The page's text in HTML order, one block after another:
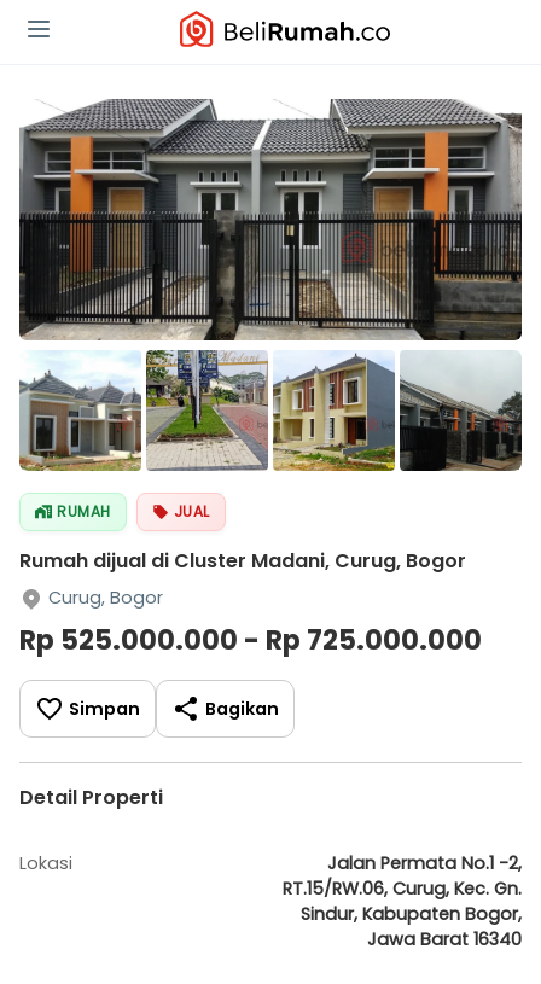
RUMAH JUAL
Rumah dijual di Cluster Madani, Curug, Bogor
Curug, Bogor
Rp 525.000.000 - Rp 725.000.000
Simpan Bagikan
Detail Properti
Lokasi
Jalan Permata No.1 -2,
RT.15/RW.06, Curug, Kec. Gn.
Sindur, Kabupaten Bogor,
Jawa Barat 16340